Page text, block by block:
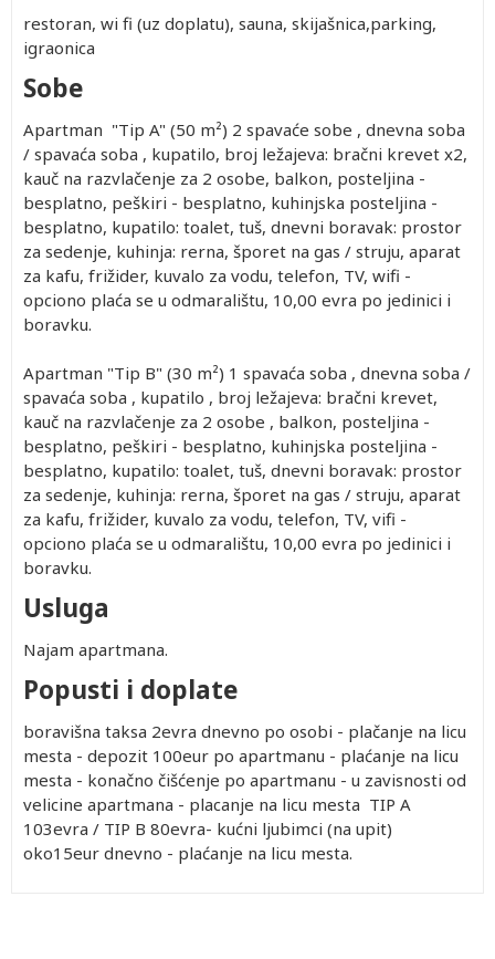
restoran, wi fi (uz doplatu), sauna, skijašnica,parking,
igraonica
Sobe
Apartman "Tip A" (50 m²) 2 spavaće sobe , dnevna soba
/ spavaća soba , kupatilo, broj ležajeva: bračni krevet x2,
kauč na razvlačenje za 2 osobe, balkon, posteljina -
besplatno, peškiri - besplatno, kuhinjska posteljina -
besplatno, kupatilo: toalet, tuš, dnevni boravak: prostor
za sedenje, kuhinja: rerna, šporet na gas / struju, aparat
za kafu, frižider, kuvalo za vodu, telefon, TV, wifi -
opciono plaća se u odmaralištu, 10,00 evra po jedinici i
boravku.
Apartman "Tip B" (30 m²) 1 spavaća soba , dnevna soba /
spavaća soba , kupatilo , broj ležajeva: bračni krevet,
kauč na razvlačenje za 2 osobe , balkon, posteljina -
besplatno, peškiri - besplatno, kuhinjska posteljina -
besplatno, kupatilo: toalet, tuš, dnevni boravak: prostor
za sedenje, kuhinja: rerna, šporet na gas / struju, aparat
za kafu, frižider, kuvalo za vodu, telefon, TV, vifi -
opciono plaća se u odmaralištu, 10,00 evra po jedinici i
boravku.
Usluga
Najam apartmana.
Popusti i doplate
boravišna taksa 2evra dnevno po osobi - plačanje na licu
mesta - depozit 100eur po apartmanu - plaćanje na licu
mesta - konačno čišćenje po apartmanu - u zavisnosti od
velicine apartmana - placanje na licu mesta TIP A
103evra / TIP B 80evra- kućni ljubimci (na upit)
oko15eur dnevno - plaćanje na licu mesta.